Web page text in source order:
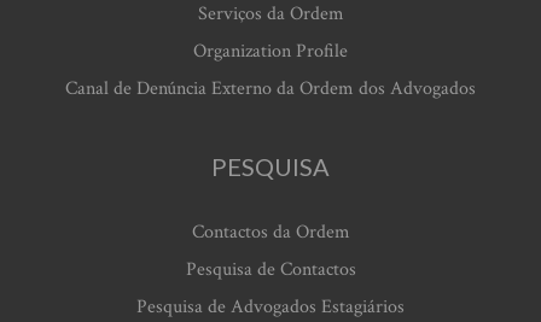
Serviços da Ordem
Organization Profile
Canal de Denúncia Externo da Ordem dos Advogados
PESQUISA
Contactos da Ordem
Pesquisa de Contactos
Pesquisa de Advogados Estagiários